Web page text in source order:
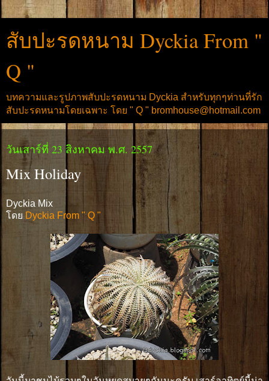
สับปะรดหนาม Dyckia From "
Q "
บทความและรูปภาพสับปะรดหนาม Dyckia สำหรับทุกๆท่านที่รัก
สับปะรดหนามโดยเฉพาะ โดย " Q " bromhouse@hotmail.com
วันเสาร์ที่ 23 สิงหาคม พ.ศ. 2557
Mix Holiday
Dyckia Mix
โดย Dyckia From " Q "